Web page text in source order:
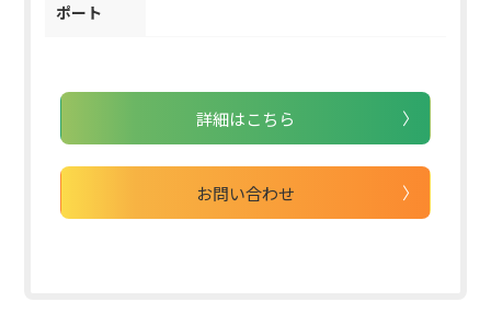
ポート
詳細はこちら
お問い合わせ